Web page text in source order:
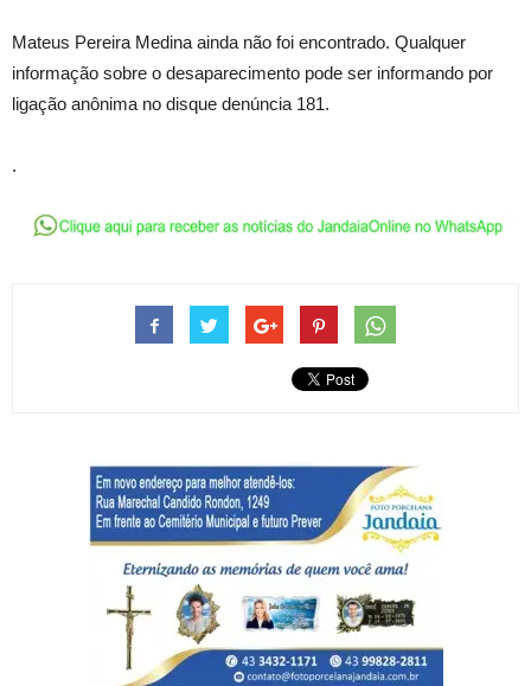
Mateus Pereira Medina ainda não foi encontrado. Qualquer
informação sobre o desaparecimento pode ser informando por
ligação anônima no disque denúncia 181.
.